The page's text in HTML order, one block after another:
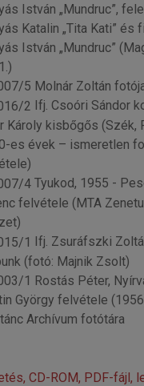
István „Mundruc”,
Katalin „Tita Kati” és
István „Mundruc”
Molnár Zoltán
Ifj. Csoóri Sándor
Károly kisbőgős (Szék,
es évek – ismeretlen
Tyukod, 1955 -
felvétele (MTA
Ifj. Zsuráfszki
(fotó: Majnik Zsolt)
Rostás Péter,
György felvétele
Archívum fotótára
CD-ROM, PDF-fájl,